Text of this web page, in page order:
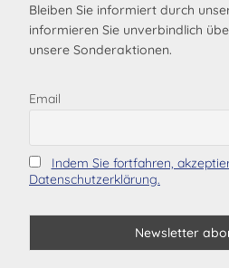
Bleiben Sie informiert durch
informieren Sie unverbindlich
unsere Sonderaktionen.
Email
Indem Sie fortfahren,
Datenschutzerklärung.